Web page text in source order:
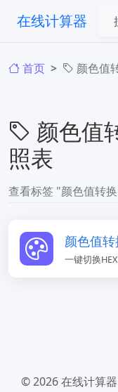
在线计算器
首页 颜色值
颜色值
照表
查看标签 "颜色值转
颜色值
一键切换
© 2026在线计算器